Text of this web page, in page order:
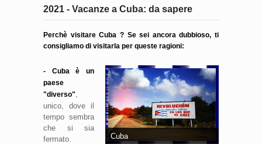
2021 - Vacanze a Cuba: da sapere
Perchè visitare Cuba ? Se sei ancora dubbioso, ti
consigliamo di visitarla per queste ragioni:
Cuba
- Cuba è un
paese
"diverso"
unico, dove il
tempo sembra
che si sia
fermato.